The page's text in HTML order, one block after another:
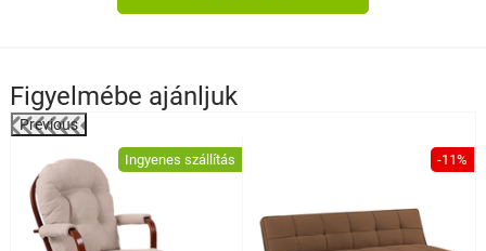
Figyelmébe ajánljuk
Previous
Ingyenes szállítás -11%